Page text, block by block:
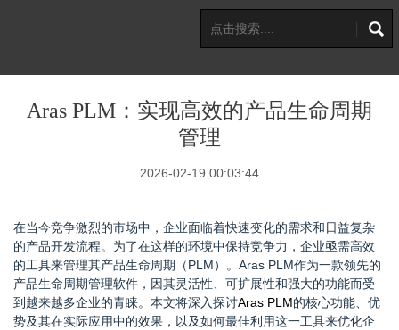
Aras PLM：实现高效的产品生命周期
管理
2026-02-19 00:03:44
在当今竞争激烈的市场中，企业面临着快速变化的需求和日益复杂
的产品开发流程。为了在这样的环境中保持竞争力，企业亟需高效
的工具来管理其产品生命周期（PLM）。Aras PLM作为一款领先的
产品生命周期管理软件，因其灵活性、可扩展性和强大的功能而受
到越来越多企业的青睐。本文将深入探讨Aras PLM的核心功能、优
势及其在实际应用中的效果，以及如何最佳利用这一工具来优化企